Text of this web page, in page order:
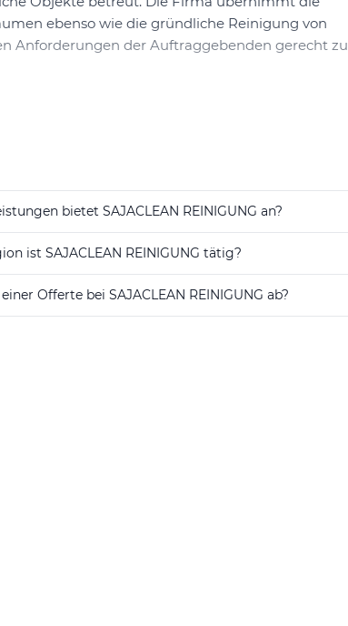
ebenso wie die gründliche Reinigung von
Anforderungen der Auftraggebenden gerecht zu
Kanäle Kontakt aufnehmen, um eine
abgestimmt und terminiert werden können.
auf einen klar strukturierten Ablauf, der das
auf die Wünsche der Kundschaft ermöglicht. So
Bedürfnisse in der Region Rüdtligen
durch erfahrenes Personal, das sich in der
der einzelnen Objekte eingeht. Insgesamt
REINIGUNG an Personen und
bietet SAJACLEAN REINIGUNG an?
ist SAJACLEAN REINIGUNG tätig?
Offerte bei SAJACLEAN REINIGUNG ab?